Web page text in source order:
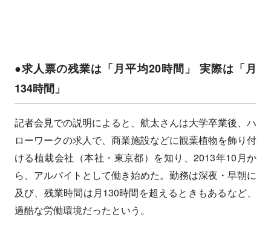
●求人票の残業は「月平均20時間」 実際は「月
134時間」
記者会見での説明によると、航太さんは大学卒業後、ハ
ローワークの求人で、商業施設などに観葉植物を飾り付
ける植栽会社（本社・東京都）を知り、2013年10月か
ら、アルバイトとして働き始めた。勤務は深夜・早朝に
及び、残業時間は月130時間を超えるときもあるなど、
過酷な労働環境だったという。